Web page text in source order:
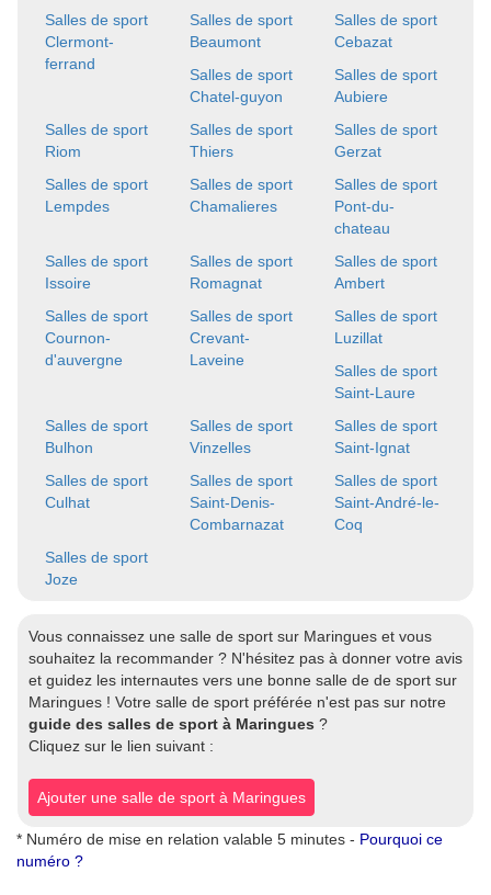
Salles de sport
Clermont-
ferrand
Salles de sport
Beaumont
Salles de sport
Cebazat
Salles de sport
Chatel-guyon
Salles de sport
Aubiere
Salles de sport
Riom
Salles de sport
Thiers
Salles de sport
Gerzat
Salles de sport
Lempdes
Salles de sport
Chamalieres
Salles de sport
Pont-du-
chateau
Salles de sport
Issoire
Salles de sport
Romagnat
Salles de sport
Ambert
Salles de sport
Cournon-
d'auvergne
Salles de sport
Crevant-
Laveine
Salles de sport
Luzillat
Salles de sport
Saint-Laure
Salles de sport
Bulhon
Salles de sport
Vinzelles
Salles de sport
Saint-Ignat
Salles de sport
Culhat
Salles de sport
Saint-Denis-
Combarnazat
Salles de sport
Saint-André-le-
Coq
Salles de sport
Joze
Vous connaissez une salle de sport sur Maringues et vous
souhaitez la recommander ? N'hésitez pas à donner votre avis
et guidez les internautes vers une bonne salle de de sport sur
Maringues ! Votre salle de sport préférée n'est pas sur notre
guide des salles de sport à Maringues ?
Cliquez sur le lien suivant :
Ajouter une salle de sport à Maringues
* Numéro de mise en relation valable 5 minutes - Pourquoi ce
numéro ?